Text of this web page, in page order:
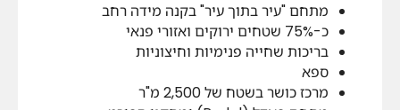
מתחם "עיר בתוך עיר" בקנה מידה רחב
כ-75% שטחים ירוקים ואזורי פנאי
בריכות שחייה פנימיות וחיצוניות
ספא
מרכז כושר בשטח של 2,500 מ"ר